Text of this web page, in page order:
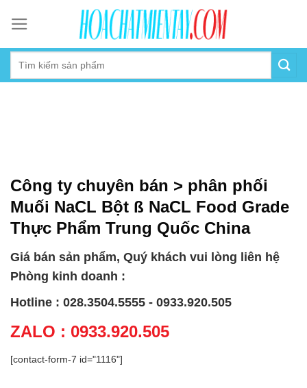
content
Công ty chuyên bán > phân phối
Muối NaCL Bột ß NaCL Food Grade
Thực Phẩm Trung Quốc China
Giá bán sản phẩm, Quý khách vui lòng liên hệ
Phòng kinh doanh :
Hotline : 028.3504.5555 - 0933.920.505
ZALO : 0933.920.505
[contact-form-7 id="1116"]